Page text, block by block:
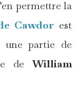
permettre la
Cawdor est
une partie de
deWilliam